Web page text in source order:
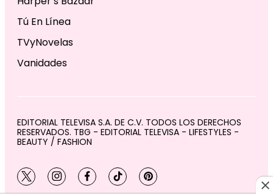
Tú En Línea
TVyNovelas
Vanidades
EDITORIAL TELEVISA S.A. DE C.V. TODOS LOS DERECHOS
RESERVADOS. TBG - EDITORIAL TELEVISA - LIFESTYLES -
BEAUTY / FASHION
twitterinstagram
facebooktiktokpinterest